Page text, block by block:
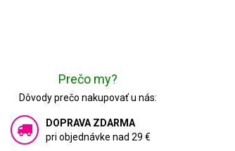
Prečo my?
Dôvody prečo nakupovať u nás:
DOPRAVA ZDARMA
pri objednávke nad 29 €